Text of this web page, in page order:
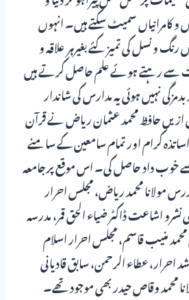
و کامرانیاں سمیٹ سکتے ہیں۔ انہوں
و نسل کی تمیز کئے بغیرہر علاقہ و
سے رہتے ہوئے علم حاصل کرتے ہیں
نہیں ہوئی یہ مدارس کی شاندار
ازیں حافظ محمد عثمان ریاض نے قرآن
کرام اور تمام سامعین کے سامنے
خوب داد حاصل کی۔ اس موقع پرجامعہ
مولانا محمد ریاض، مجلس احرار
اشاعت ڈاکٹر ضیاء الحق قمر، مدرسہ
منیب قاسم، مجلس احرار اسلام
احرار، عطاء الرحمن، سابق قادیانی
محمد وقاص حیدر بھی موجود تھے۔